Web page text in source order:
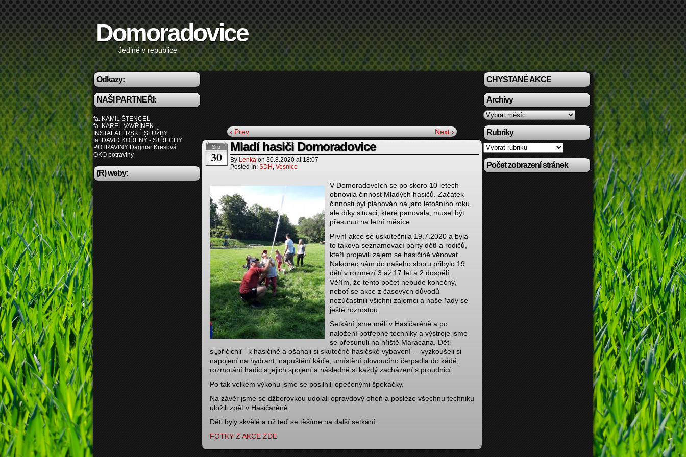
Domoradovice
Jediné v republice
Odkazy:
NAŠI PARTNEŘI:
fa. KAMIL ŠTENCEL
fa. KAREL VAVŘÍNEK -
INSTALATÉRSKÉ SLUŽBY
fa. DAVID KOŘENÝ - STŘECHY
POTRAVINY Dagmar Kresová
OKO potraviny
(R) weby:
‹ Prev Next ›
Srp
30
Mladí hasiči Domoradovice
By Lenka on 30.8.2020 at 18:07
Posted In: SDH , Vesnice
V Domoradovcích se po skoro 10 letech
obnovila činnost Mladých hasičů. Začátek
činnosti byl plánován na jaro letošního roku,
ale díky situaci, které panovala, musel být
přesunut na letní měsíce.
První akce se uskutečnila 19.7.2020 a byla
to taková seznamovací párty dětí a rodičů,
kteří projevili zájem se hasičině věnovat.
Nakonec nám do našeho sboru přibylo 19
dětí v rozmezí 3 až 17 let a 2 dospělí.
Věřím, že tento počet nebude konečný,
neboť se akce z časových důvodů
nezúčastnili všichni zájemci a naše řady se
ještě rozrostou.
Setkání jsme měli v Hasičaréně a po
naložení potřebné techniky a výstroje jsme
se přesunuli na hřiště Maracana. Děti
si„přičichli“ k hasičině a ošahali si skutečné hasičské vybavení – vyzkoušeli si
napojení na hydrant, napuštění káďe, umístění plovoucího čerpadla do kádě,
rozmotání hadic a jejich spojení a následně si každý zacházení s proudnicí.
Po tak velkém výkonu jsme se posilnili opečenými špekáčky.
Na závěr jsme se džberovkou udolali opravdový oheň a posléze všechnu techniku
uložili zpět v Hasičaréně.
Děti byly skvělé a už teď se těšíme na další setkání.
FOTKY Z AKCE ZDE
CHYSTANÉ AKCE
Archivy
Archivy
Rubriky
Rubriky
Počet zobrazení stránek